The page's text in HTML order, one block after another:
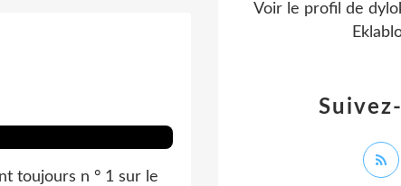
toujours n ° 1 sur le
Voir le profil de